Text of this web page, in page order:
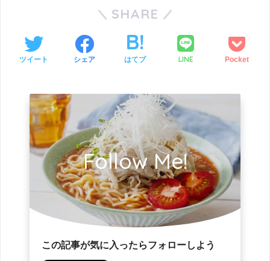
SHARE
ツイート シェア はてブ LINE Pocket
Follow Me!
この記事が気に入ったらフォローしよう